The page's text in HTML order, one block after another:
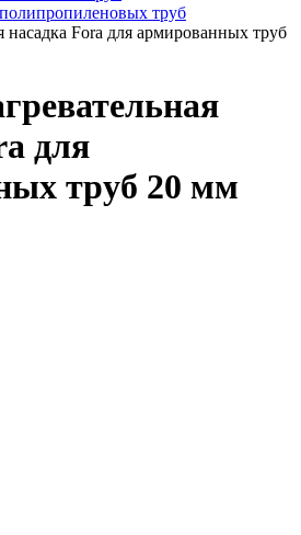
труб
насадка Fora для армированных труб
для
труб 20 мм